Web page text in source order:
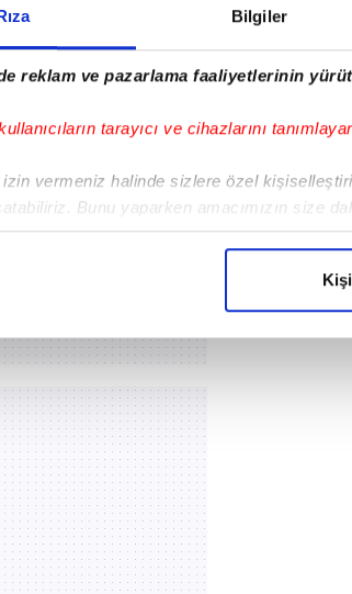
Bilgiler
reklam ve pazarlama faaliyetlerinin
tarayıcı ve cihazlarını
vermeniz halinde sizlere özel
Bunu yaparken amacımızın size
adına elimizden gelen çabayı
kullanıcılar, bu çerezlere izin
bir hizmet sunabilmek için İnternet
çeşitli kişisel verileriniz işlenmekte
Diğer çerezler, sitemizin daha
faaliyetlerinin yapılması, amaçlarıyla
tercihlerinizi aşağıda yer alan panel
Çerez Bilgilendirme Metnimizi
Verilerin Korunması Kanunu uyarınca
toplam ağırlığı 135 milyon 182